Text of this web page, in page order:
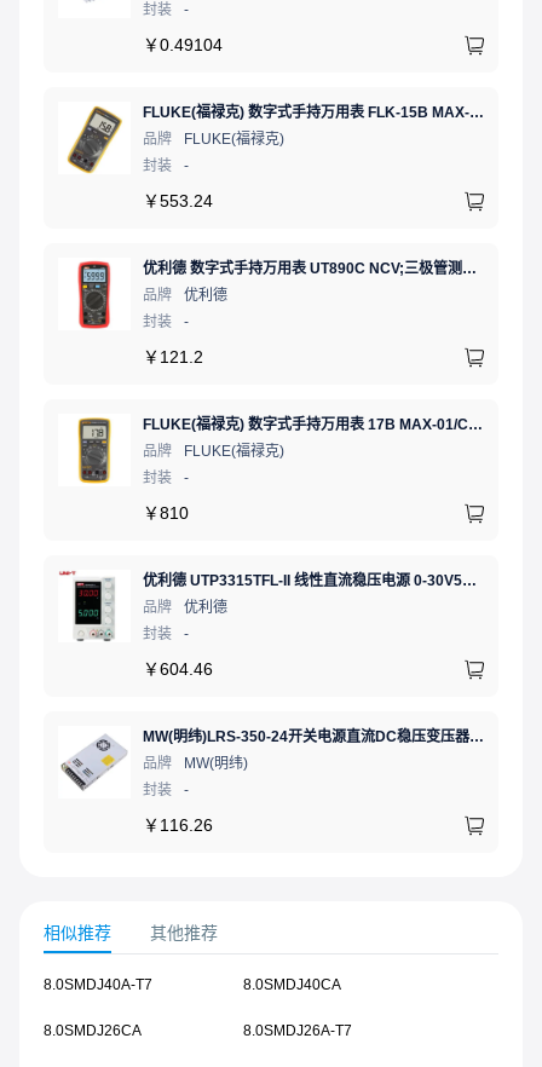
封装
-
￥0.49104
FLUKE(福禄克) 数字式手持万用表 FLK-15B MAX-01/CN 二极管测试;通断测试
品牌
FLUKE(福禄克)
封装
-
￥553.24
优利德 数字式手持万用表 UT890C NCV;三极管测试;二极管测试;火线辨别;真有效值;通断测试
品牌
优利德
封装
-
￥ 121.2
FLUKE(福禄克) 数字式手持万用表 17B MAX-01/CN 二极管测试;相对值;通断测试
品牌
FLUKE(福禄克)
封装
-
￥810
优利德 UTP3315TFL-II 线性直流稳压电源 0-30V5A 低噪声高精度实验电源
品牌
优利德
封装
-
￥604.46
MW(明纬)LRS-350-24开关电源直流DC稳压变压器监控24V 14.6A
品牌
MW(明纬)
封装
-
￥ 116.26
相似推荐 其他推荐
8.0SMDJ40A-T7 8.0SMDJ40CA
8.0SMDJ26CA 8.0SMDJ26A-T7